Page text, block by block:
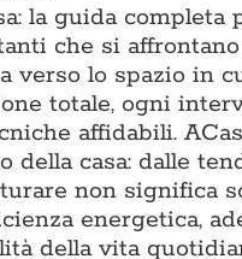
la guida
che si
verso lo spazio in
totale, ogni
affidabili.
della casa: dalle
non significa
energetica,
della vita